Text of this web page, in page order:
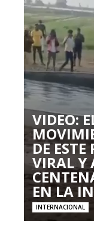
VIDEO:
DE ESTE
VIRAL Y
EN LA
INTERNACIONAL